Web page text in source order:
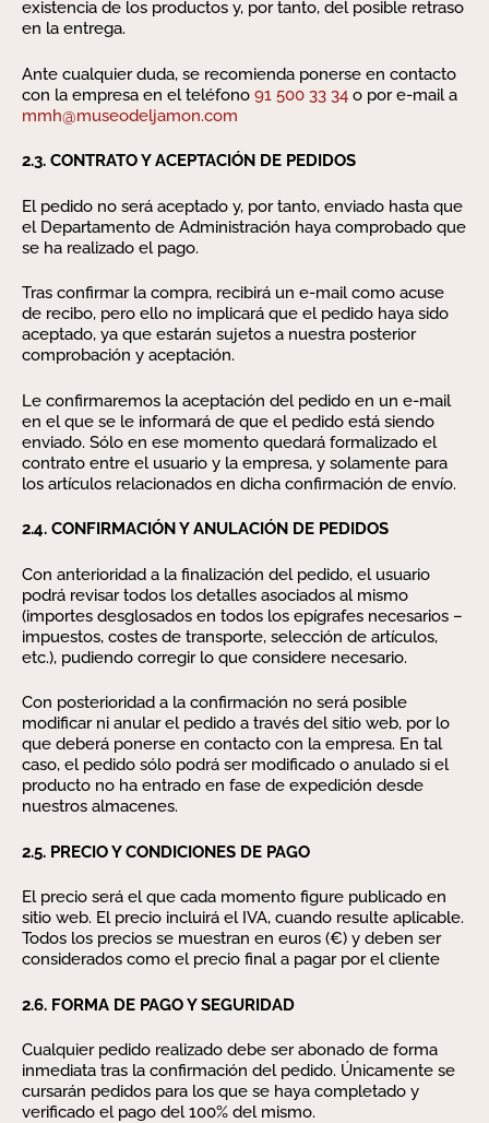
existencia de los productos y, por tanto, del posible retraso
en la entrega.
Ante cualquier duda, se recomienda ponerse en contacto
con la empresa en el teléfono 91 500 33 34 o por e-mail a
mmh@museodeljamon.com
2.3. CONTRATO Y ACEPTACIÓN DE PEDIDOS
El pedido no será aceptado y, por tanto, enviado hasta que
el Departamento de Administración haya comprobado que
se ha realizado el pago.
Tras confirmar la compra, recibirá un e-mail como acuse
de recibo, pero ello no implicará que el pedido haya sido
aceptado, ya que estarán sujetos a nuestra posterior
comprobación y aceptación.
Le confirmaremos la aceptación del pedido en un e-mail
en el que se le informará de que el pedido está siendo
enviado. Sólo en ese momento quedará formalizado el
contrato entre el usuario y la empresa, y solamente para
los artículos relacionados en dicha confirmación de envío.
2.4. CONFIRMACIÓN Y ANULACIÓN DE PEDIDOS
Con anterioridad a la finalización del pedido, el usuario
podrá revisar todos los detalles asociados al mismo
(importes desglosados en todos los epígrafes necesarios –
impuestos, costes de transporte, selección de artículos,
etc.), pudiendo corregir lo que considere necesario.
Con posterioridad a la confirmación no será posible
modificar ni anular el pedido a través del sitio web, por lo
que deberá ponerse en contacto con la empresa. En tal
caso, el pedido sólo podrá ser modificado o anulado si el
producto no ha entrado en fase de expedición desde
nuestros almacenes.
2.5. PRECIO Y CONDICIONES DE PAGO
El precio será el que cada momento figure publicado en
sitio web. El precio incluirá el IVA, cuando resulte aplicable.
Todos los precios se muestran en euros (€) y deben ser
considerados como el precio final a pagar por el cliente
2.6. FORMA DE PAGO Y SEGURIDAD
Cualquier pedido realizado debe ser abonado de forma
inmediata tras la confirmación del pedido. Únicamente se
cursarán pedidos para los que se haya completado y
verificado el pago del 100% del mismo.